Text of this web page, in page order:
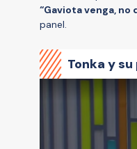
“Gaviota venga, no
panel.
Tonka y